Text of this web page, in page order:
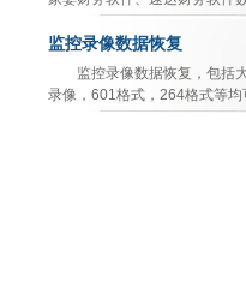
监控录像数据恢复
监控录像数据恢复，包括
录像，601格式，264格式等均